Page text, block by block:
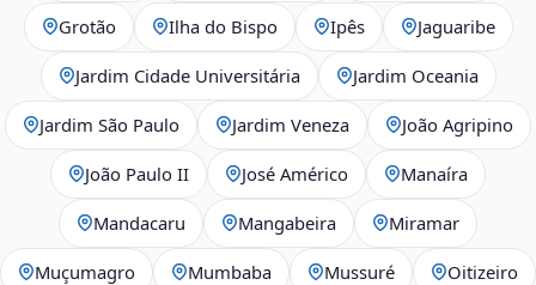
Grotão Ilha do Bispo Ipês Jaguaribe
Jardim Cidade Universitária Jardim Oceania
Jardim São Paulo Jardim Veneza João Agripino
João Paulo II José Américo Manaíra
Mandacaru Mangabeira Miramar
Muçumagro Mumbaba Mussuré Oitizeiro